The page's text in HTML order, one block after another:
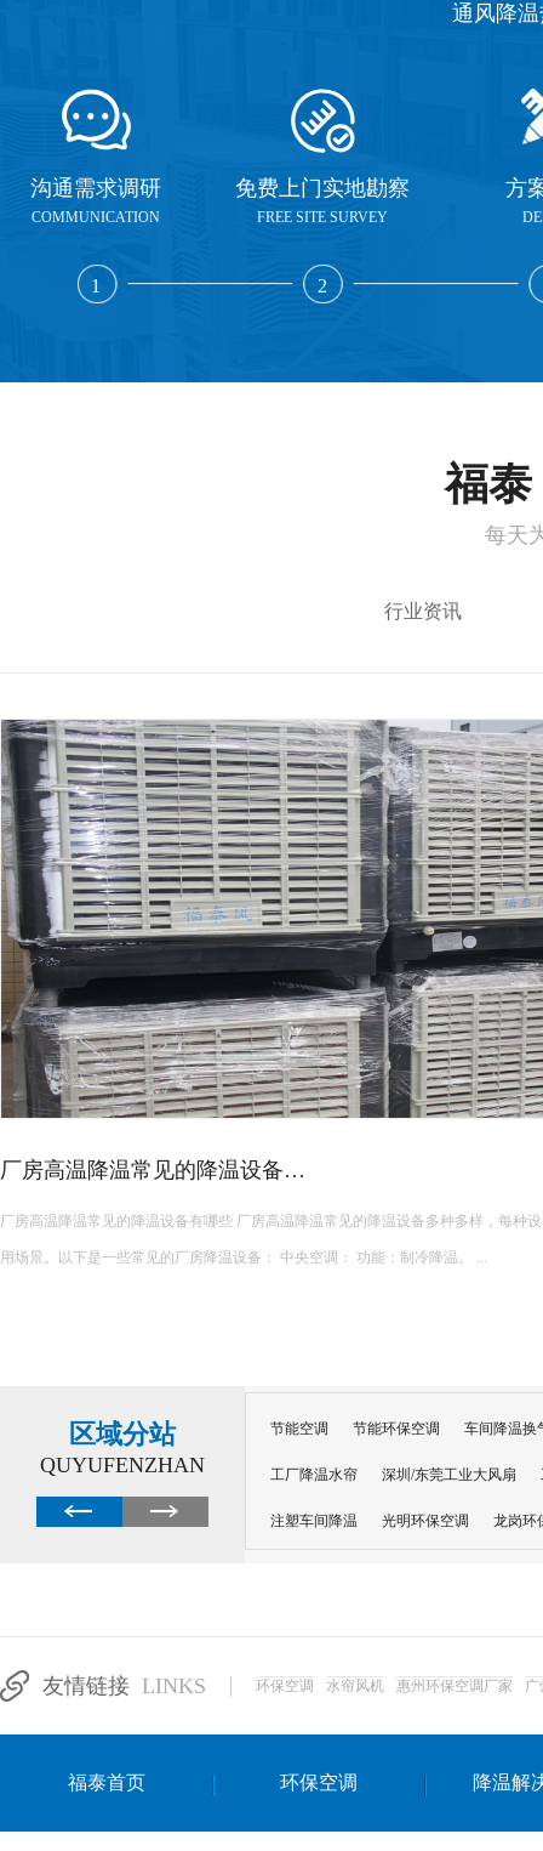
通风降
沟通需求调研
COMMUNICATION
1
免费上门实地勘察
FREE SITE SURVEY
2
方
福泰
每天
行业资讯
厂房高温降温常见的降温设备…
厂房高温降温常见的降温设备有哪些 厂房高温降温常见的降温设备多种多样，每种设备都有其独特的功能和适
用场景。以下是一些常见的厂房降温设备： 中央空调： 功能：制冷降温。 ...
区域分站
QUYUFENZHAN
节能空调 节能环保空调 车间降温换
工厂降温水帘 深圳/东莞工业大风扇
注塑车间降温 光明环保空调 龙岗环
达州工业省电安装
友情链接 LINKS 环保空调 水帘风机 惠州环保空调厂家 广
福泰首页 环保空调 降温解